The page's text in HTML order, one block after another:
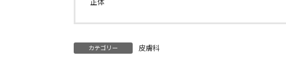
正体
カテゴリー 皮膚科